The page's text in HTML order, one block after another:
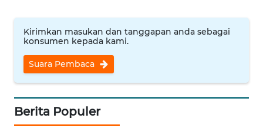
Kirimkan masukan dan tanggapan anda sebagai
konsumen kepada kami.
Suara Pembaca
Berita Populer
WN
PRIANGAN
WN
SEMARANG